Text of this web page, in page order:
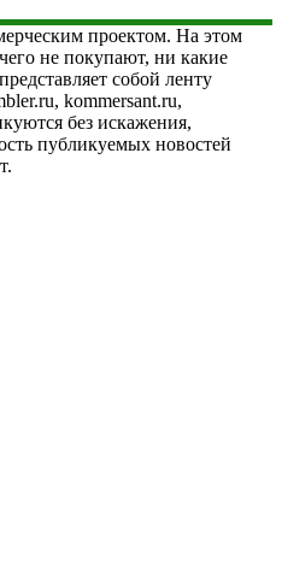
проектом. На этом
не покупают, ни какие
собой ленту
kommersant.ru,
без искажения,
публикуемых новостей